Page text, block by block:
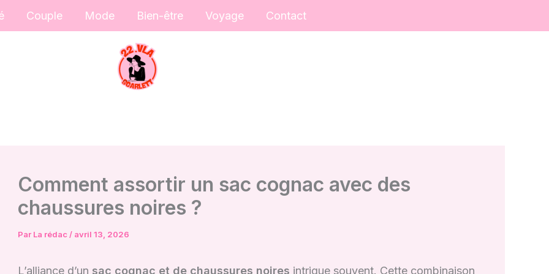
Couple Mode Bien-être Voyage Contact
Comment assortir un sac cognac avec des
chaussures noires ?
Par La rédac / avril 13, 2026
L’alliance d’un sac cognac et de chaussures noires intrigue souvent. Cette combinaison